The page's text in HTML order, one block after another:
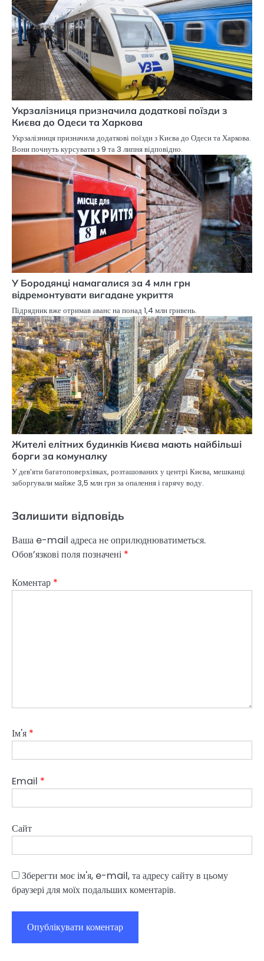
Укрзалізниця призначила додаткові поїзди з
Києва до Одеси та Харкова
Укрзалізниця призначила додаткові поїзди з Києва до Одеси та Харкова.
Вони почнуть курсувати з 9 та 3 липня відповідно.
У Бородянці намагалися за 4 млн грн
відремонтувати вигадане укриття
Підрядник вже отримав аванс на понад 1,4 млн гривень.
Жителі елітних будинків Києва мають найбільші
борги за комуналку
У дев’яти багатоповерхівках, розташованих у центрі Києва, мешканці
заборгували майже 3,5 млн грн за опалення і гарячу воду.
Залишити відповідь
Ваша e-mail адреса не оприлюднюватиметься.
Обов’язкові поля позначені *
Коментар *
Ім'я *
Email *
Сайт
Зберегти моє ім'я, e-mail, та адресу сайту в цьому
браузері для моїх подальших коментарів.